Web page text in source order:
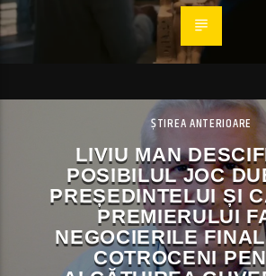
ȘTIREA ANTERIOARE
LIVIU MAN
POSIBILUL JOC
PREȘEDINTELUI ȘI
PREMIERULUI
NEGOCIERILE
COTROCENI